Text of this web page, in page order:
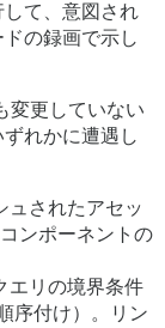
て、意図され
の録画で示し
変更していない
れかに遭遇し
ュされたアセッ
ンポーネントの
エリの境界条件
序付け）。リン